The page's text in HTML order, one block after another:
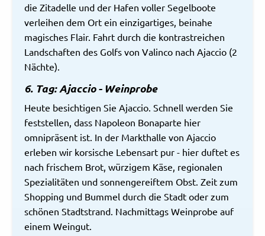
die Zitadelle und der Hafen voller Segelboote
verleihen dem Ort ein einzigartiges, beinahe
magisches Flair. Fahrt durch die kontrastreichen
Landschaften des Golfs von Valinco nach Ajaccio (2
Nächte).
6. Tag: Ajaccio - Weinprobe
Heute besichtigen Sie Ajaccio. Schnell werden Sie
feststellen, dass Napoleon Bonaparte hier
omnipräsent ist. In der Markthalle von Ajaccio
erleben wir korsische Lebensart pur - hier duftet es
nach frischem Brot, würzigem Käse, regionalen
Spezialitäten und sonnengereiftem Obst. Zeit zum
Shopping und Bummel durch die Stadt oder zum
schönen Stadtstrand. Nachmittags Weinprobe auf
einem Weingut.